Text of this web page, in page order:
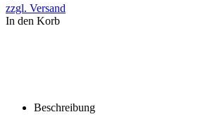
zzgl. Versand
In den Korb
Beschreibung